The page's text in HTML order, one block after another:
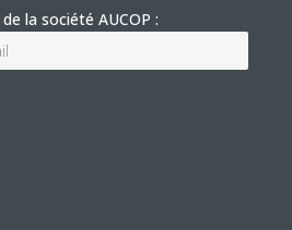
la société AUCOP :